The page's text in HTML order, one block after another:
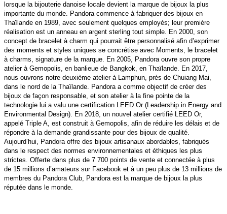
lorsque la bijouterie danoise locale devient la marque de bijoux la plus
importante du monde. Pandora commence à fabriquer des bijoux en
Thaïlande en 1989, avec seulement quelques employés; leur première
réalisation est un anneau en argent sterling tout simple. En 2000, son
concept de bracelet à charm qui pourrait être personnalisé afin d’exprimer
des moments et styles uniques se concrétise avec Moments, le bracelet
à charms, signature de la marque. En 2005, Pandora ouvre son propre
atelier à Gemopolis, en banlieue de Bangkok, en Thaïlande. En 2017,
nous ouvrons notre deuxième atelier à Lamphun, près de Chuiang Mai,
dans le nord de la Thaïlande. Pandora a comme objectif de créer des
bijoux de façon responsable, et son atelier à la fine pointe de la
technologie lui a valu une certification LEED Or (Leadership in Energy and
Environmental Design). En 2018, un nouvel atelier certifié LEED Or,
appelé Triple A, est construit à Gemopolis, afin de réduire les délais et de
répondre à la demande grandissante pour des bijoux de qualité.
Aujourd’hui, Pandora offre des bijoux artisanaux abordables, fabriqués
dans le respect des normes environnementales et éthiques les plus
strictes. Offerte dans plus de 7 700 points de vente et connectée à plus
de 15 millions d’amateurs sur Facebook et à un peu plus de 13 millions de
membres du Pandora Club, Pandora est la marque de bijoux la plus
réputée dans le monde.